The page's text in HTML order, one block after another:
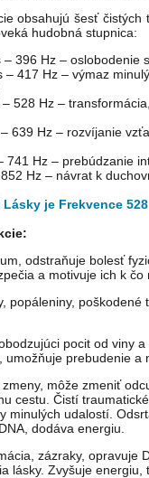
obsahujú šesť čistých
hudobná stupnica:
– 396 Hz – oslobodenie
– 417 Hz – výmaz
528 Hz –
639 Hz – rozvíjanie
741 Hz – prebúdzanie
Hz – návrat k
je Frekvence 528
odstraňuje bolesť
a motivuje ich k čo
popáleniny, poškodené
pocit od viny
umožňuje prebudenie a
môže zmeniť
cestu. Čistí
minulých udalostí.
dodáva energiu.
zázraky, opravuje
lásky. Zvyšuje energiu,